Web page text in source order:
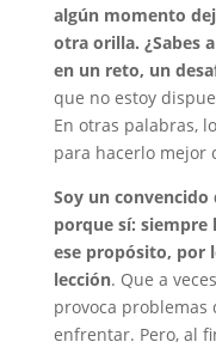
algún momento
otra orilla. ¿Sabes
en un reto, un
que no estoy
En otras palabras,
para hacerlo mejor
Soy un convencido
porque sí:
ese propósito, por
lección. Que a
provoca problemas
enfrentar. Pero, al